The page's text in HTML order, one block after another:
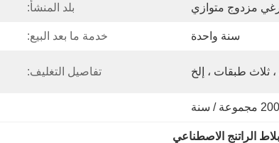
مزدوج متوازي بلد المنشأ:
سنة واحدة خدمة ما بعد البيع:
ثلاث طبقات ، إلخ تفاصيل التغليف:
200 مجموعة / سنة
الراتنج الاصطناعي